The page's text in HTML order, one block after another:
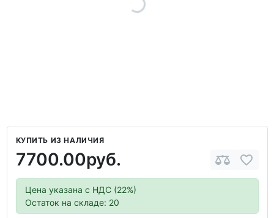
КУПИТЬ ИЗ НАЛИЧИЯ
7700.00руб.
Цена указана с НДС (22%)
Остаток на складе: 20